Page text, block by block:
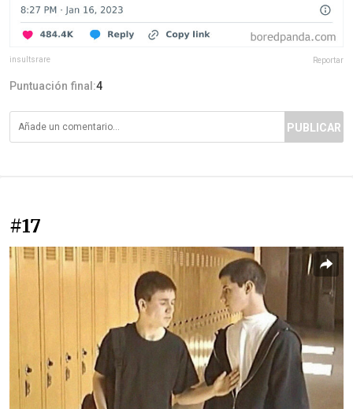
insultsrare Reportar
Puntuación final:4
PUBLICAR
#17